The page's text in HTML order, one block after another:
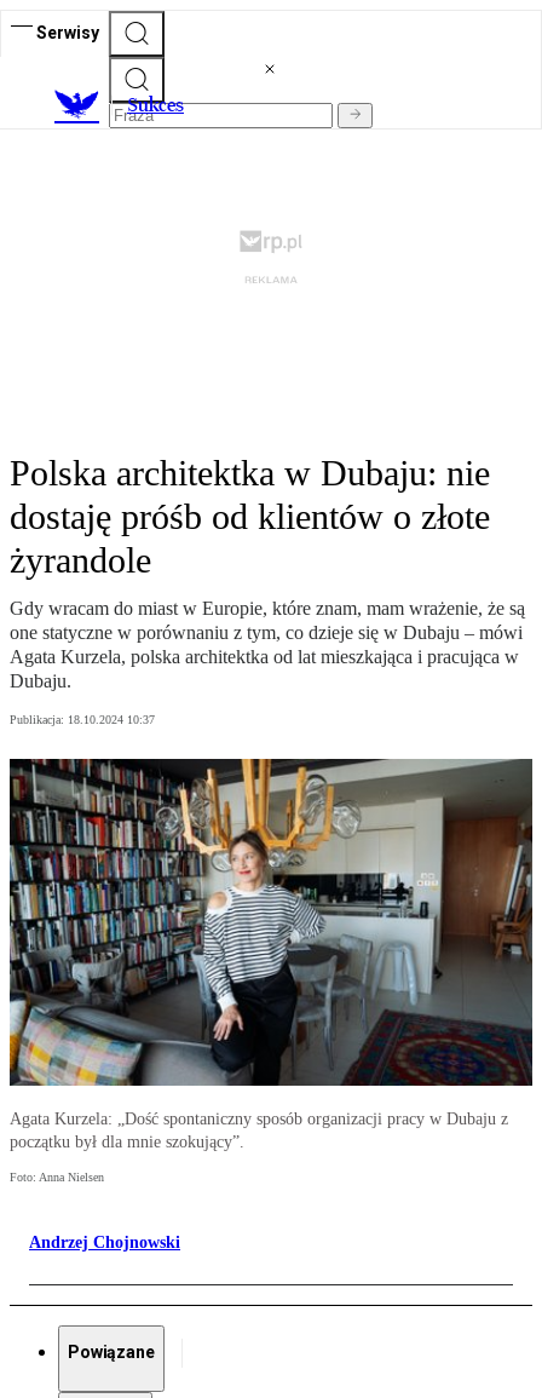
Serwisy
Sukces
Polska architektka w Dubaju: nie
dostaję próśb od klientów o złote
żyrandole
Gdy wracam do miast w Europie, które znam, mam wrażenie, że są
one statyczne w porównaniu z tym, co dzieje się w Dubaju – mówi
Agata Kurzela, polska architektka od lat mieszkająca i pracująca w
Dubaju.
Publikacja: 18.10.2024 10:37
Agata Kurzela: „Dość spontaniczny sposób organizacji pracy w Dubaju z
początku był dla mnie szokujący”.
Foto: Anna Nielsen
Andrzej Chojnowski
Powiązane